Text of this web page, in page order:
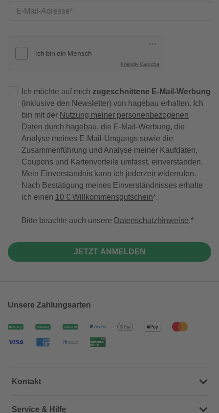
E-Mail-Adresse
Friendly Captcha
Ich möchte auf mich zugeschnittene E-Mail-Werbung
(inklusive den Newsletter) von hagebau erhalten. Ich
bin mit der Nutzung meiner personenbezogenen
Daten durch hagebau, die E-Mail-Werbung, die
Analyse meines E-Mail-Umgangs sowie die
Zusammenführung und Analyse meiner Kaufdaten,
Coupons und Kartenvorteile umfasst, einverstanden.
Mein Einverständnis kann ich jederzeit widerrufen.
Nach Bestätigung meines Einverständnisses erhalte
ich einen 10 € Willkommensgutschein*.
Bitte beachte auch unsere Datenschutzhinweise.
JETZT ANMELDEN
Unsere Zahlungsarten
Kontakt
Dein Kontakt zu uns
Service & Hilfe